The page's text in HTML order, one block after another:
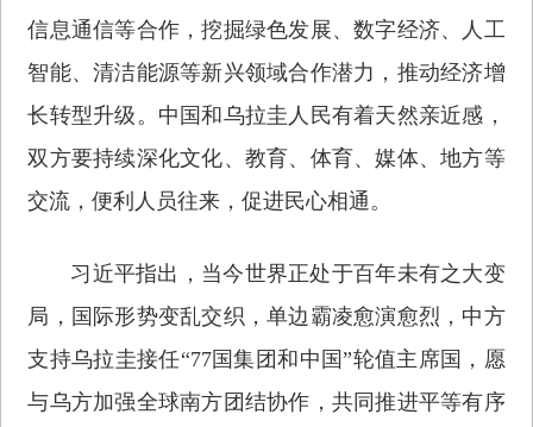
信息通信等合作，挖掘绿色发展、数字经济、人工
智能、清洁能源等新兴领域合作潜力，推动经济增
长转型升级。中国和乌拉圭人民有着天然亲近感，
双方要持续深化文化、教育、体育、媒体、地方等
交流，便利人员往来，促进民心相通。
习近平指出，当今世界正处于百年未有之大变
局，国际形势变乱交织，单边霸凌愈演愈烈，中方
支持乌拉圭接任“77国集团和中国”轮值主席国，愿
与乌方加强全球南方团结协作，共同推进平等有序